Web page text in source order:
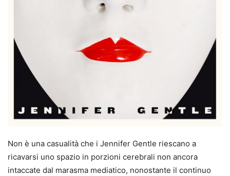
Non è una casualità che i Jennifer Gentle riescano a
ricavarsi uno spazio in porzioni cerebrali non ancora
intaccate dal marasma mediatico, nonostante il continuo